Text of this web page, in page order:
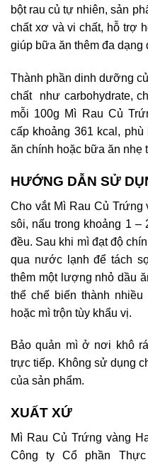
bột rau củ tự nhiên, sản
chất xơ và vi chất, hỗ trợ
giúp bữa ăn thêm đa dạng
Thành phần dinh dưỡng
chất như carbohydrate,
mỗi 100g Mì Rau Củ
cấp khoảng 361 kcal,
ăn chính hoặc bữa ăn nhẹ
HƯỚNG DẪN SỬ
Cho vắt Mì Rau Củ
sôi, nấu trong khoảng 1 –
đều. Sau khi mì đạt độ
qua nước lạnh để tách
thêm một lượng nhỏ dầu
thể chế biến thành
hoặc mì trộn tùy khẩu vị.
Bảo quản mì ở nơi khô
trực tiếp. Không sử dụng
của sản phẩm.
XUẤT XỨ
Mì Rau Củ Trứng vàng
Công ty Cổ phần Thực